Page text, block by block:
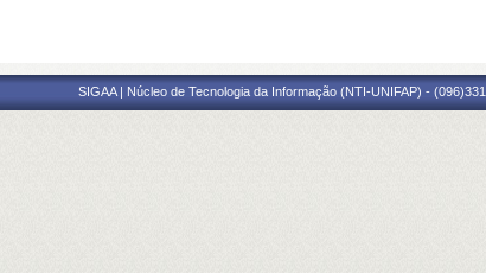
SIGAA | Núcleo de Tecnologia da Informação (NTI-UNIFAP) -